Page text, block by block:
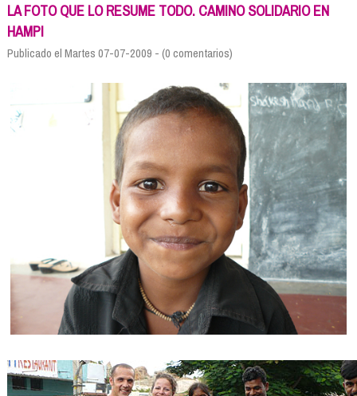
Info viajeros
Contactar
LA FOTO QUE LO RESUME TODO. CAMINO SOLIDARIO EN
HAMPI
Publicado el Martes 07-07-2009 - (0 comentarios)